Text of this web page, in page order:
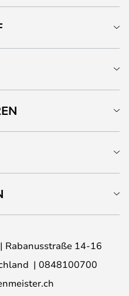
Rabanusstraße 14-16
0848100700